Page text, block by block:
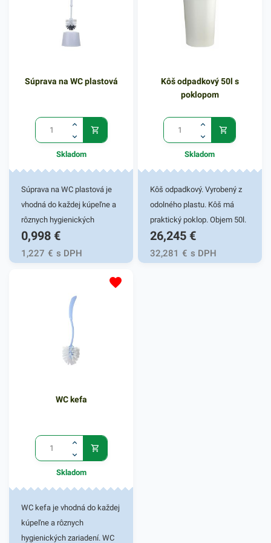
plastovú rúčku pre pohodlný
vysokú odolnosť s dobrým
zachytávaním vody a rôznych
nečistôt. Jeho plastová
používa sa prevažne na
mokré čistenie. Uľahčite si
týmto praktickým
produktom. Balenie obsahuje
1ks mopu. V našej ponuke
nájdete ďalšie podobné
produkty, ktoré vás zaručene
oslovia.
Súprava na WC plastová
Skladom
Súprava na WC plastová je
vhodná do každej kúpeľne a
rôznych hygienických
zariadení. WC súprava je
moderným a praktickým
riešením na všetky druhy
toaliet. Táto sada pomáha
udržiavať toaletu hygienicky
čistú. Súprava je vyrobená z
odolného plastu, vďaka
čomu je pevná a trvácna.
Kefa má špeciálne tvarované
všetkych zákutí toalety.
kefou a stojanom. Biele
farebné vyhotovenie. V našej
ponuke nájdete ďalšie
podobné produkty.
0,998 €
1,227 € s DPH
Kôš odpadkový 50l s
poklopom
Skladom
Kôš odpadkový. Vyrobený z
odolného plastu. Kôš má
praktický poklop. Objem 50l.
26,245 €
32,281 € s DPH
WC kefa
Skladom
WC kefa je vhodná do každej
kúpeľne a rôznych
hygienických zariadení. WC